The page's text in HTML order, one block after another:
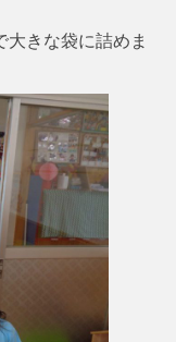
大きな袋に詰めま